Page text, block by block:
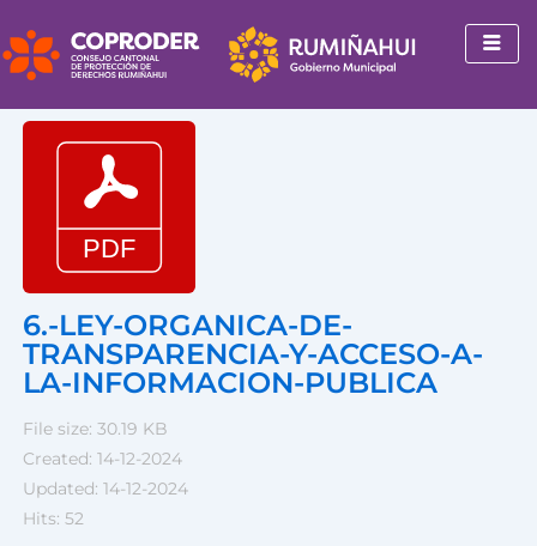
al
contenido
6.-LEY-ORGANICA-DE-
TRANSPARENCIA-Y-ACCESO-A-
LA-INFORMACION-PUBLICA
File size: 30.19 KB
Created: 14-12-2024
Updated: 14-12-2024
Hits: 52